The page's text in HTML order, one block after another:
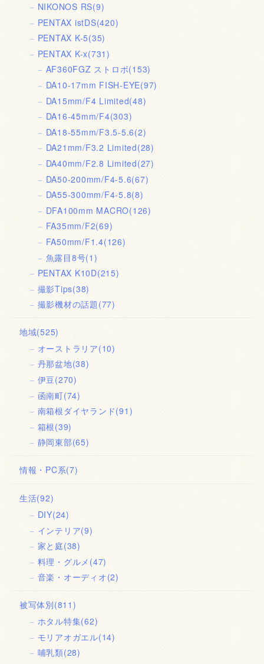
NIKONOS RS(9)
PENTAX istDS(420)
PENTAX K-5(35)
PENTAX K-x(731)
AF360FGZ ストロボ(153)
DA10-17mm FISH-EYE(97)
DA15mm/F4 Limited(48)
DA16-45mm/F4(303)
DA18-55mm/F3.5-5.6(2)
DA21mm/F3.2 Limited(28)
DA40mm/F2.8 Limited(27)
DA50-200mm/F4-5.6(67)
DA55-300mm/F4-5.8(8)
DFA100mm MACRO(126)
FA35mm/F2(69)
FA50mm/F1.4(126)
魚露目8号(1)
PENTAX K10D(215)
撮影Tips(38)
撮影機材の話題(77)
地域(525)
オーストラリア(10)
丹那盆地(38)
伊豆(270)
函南町(74)
南箱根ダイヤランド(91)
箱根(39)
静岡東部(65)
情報・PC系(7)
生活(92)
DIY(24)
インテリア(9)
家と庭(38)
料理・グルメ (47)
音楽・オーディオ(2)
被写体別(811)
ホタル特集(62)
モリアオガエル(14)
哺乳類(28)